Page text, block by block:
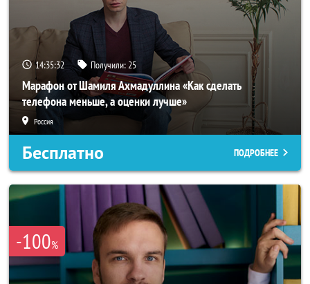
14:35:29 Получили:25
Марафон от Шамиля Ахмадуллина «Как сделать
телефона меньше, а оценки лучше»
Россия
Бесплатно ПОДРОБНЕЕ
-100%